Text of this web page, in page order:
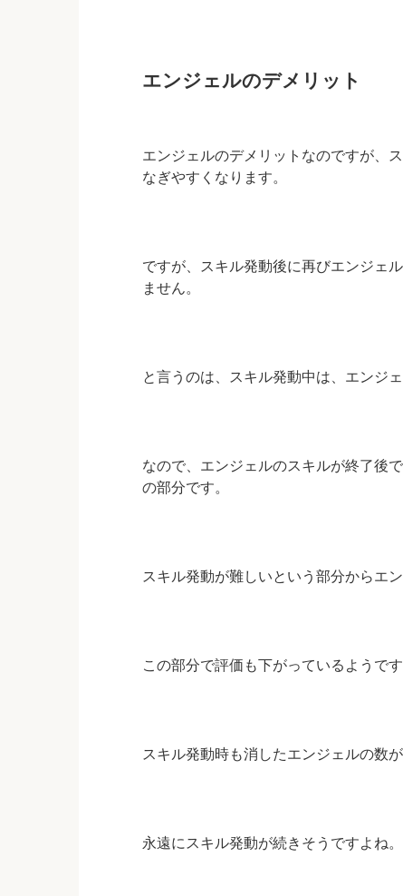
エンジェルのデメリット
エンジェルのデメリットなのですが、
なぎやすくなります。
ですが、スキル発動後に再びエンジェ
ません。
と言うのは、 スキル発動中は、エンジ
なので、エンジェルのスキルが終了後
の部分です。
スキル発動が難しいという部分からエ
この部分で評価も下がっているようです
スキル発動時も消したエンジェルの数
永遠にスキル発動が続きそうですよね。